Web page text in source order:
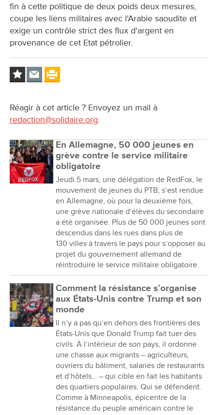
fin à cette politique de deux poids deux mesures,
coupe les liens militaires avec l'Arabie saoudite et
exige un contrôle strict des flux d'argent en
provenance de cet Etat pétrolier.
Réagir à cet article ? Envoyez un mail à
redaction@solidaire.org.
En Allemagne, 50 000 jeunes en
grève contre le service militaire
obligatoire
Jeudi 5 mars, une délégation de RedFox, le
mouvement de jeunes du PTB, s’est rendue
en Allemagne, où pour la deuxième fois,
une grève nationale d’élèves du secondaire
a été organisée. Plus de 50 000 jeunes sont
descendus dans les rues dans plus de
130 villes à travers le pays pour s’opposer au
projet du gouvernement allemand de
réintroduire le service militaire obligatoire.
Comment la résistance s’organise
aux États-Unis contre Trump et son
monde
Il n’y a pas qu’en dehors des frontières des
États-Unis que Donald Trump fait tuer des
civils. À l’intérieur de son pays, il ordonne
une chasse aux migrants – agriculteurs,
ouvriers du bâtiment, salariés de restaurants
et d’hôtels… – qui cible en fait les habitants
des quartiers populaires. Qui se défendent.
Comme à Minneapolis, épicentre de la
résistance du peuple américain contre le